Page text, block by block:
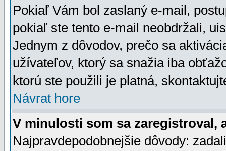
Pokiaľ Vám bol zaslaný e-mail,
pokiaľ ste tento e-mail neobdržali,
Jednym z dôvodov, prečo sa
užívateľov, ktorý sa snažia iba
ktorú ste použili je platná,
Návrat hore
V minulosti som sa zaregistroval,
Najpravdepodobnejšie dôvody: